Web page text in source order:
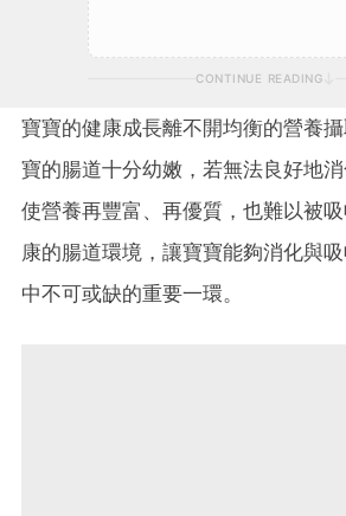
CONTINUE READING
寶寶的健康成長離不開均衡的營養
寶的腸道十分幼嫩，若無法良好地
使營養再豐富、再優質，也難以被
康的腸道環境，讓寶寶能夠消化與
中不可或缺的重要一環。